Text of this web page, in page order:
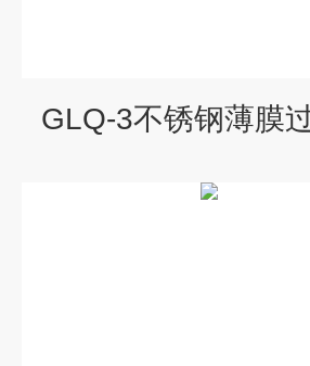
GLQ-3不锈钢薄膜